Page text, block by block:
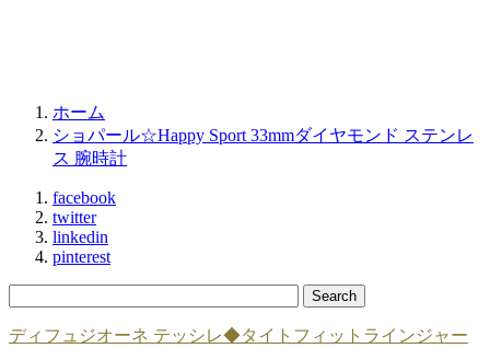
ホーム
ショパール☆Happy Sport 33mmダイヤモンド ステンレ
ス 腕時計
facebook
twitter
linkedin
pinterest
ディフュジオーネ テッシレ◆タイトフィットラインジャー